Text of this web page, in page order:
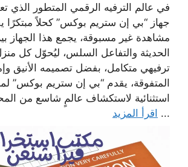
في عالم الترفيه الرقمي المتطور الذي
جهاز “بي إن ستريم بوكس” كحلاً مبتكرًا
مشاهدة غير مسبوقة، يجمع هذا الجهاز
الحديثة والتفاعل السلس، ليُحوّل كل
ترفيهي متكامل، بفضل تصميمه الأنيق
المتفوقة، يقدم “بي إن ستريم بوكس”
استثنائية لاستكشاف عالمٍ شاسع من
... اقرأ المزيد